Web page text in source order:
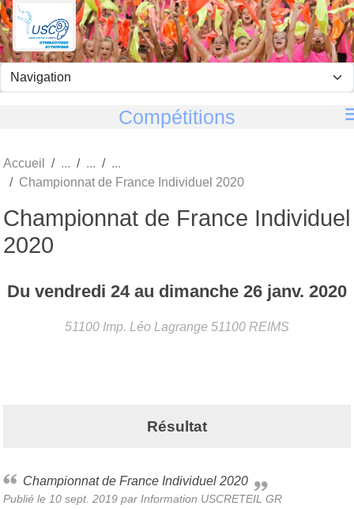
Compétitions
Accueil
Championnat de France Individuel 2020
Championnat de France Individuel
2020
Du vendredi 24au dimanche 26 janv. 2020
51100 Imp. Léo Lagrange 51100 REIMS
Résultat
Championnat de France Individuel 2020
Publié le 10 sept. 2019 par Information USCRETEIL GR
Panneau de gestion des cookies